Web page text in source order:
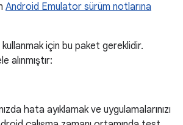
Android Emulator sürüm notlarına
için bu paket gereklidir.
alınmıştır:
hata ayıklamak ve uygulamalarınızı